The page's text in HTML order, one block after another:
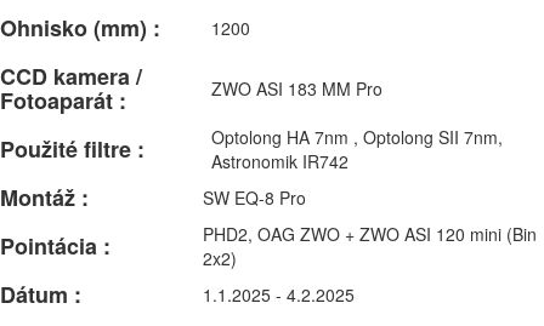
Ohnisko (mm) : 1200
CCD kamera /
Fotoaparát : ZWO ASI 183 MM Pro
Použité filtre :
Optolong HA 7nm , Optolong SII 7nm,
Astronomik IR742
Montáž : SW EQ-8 Pro
Pointácia :
PHD2, OAG ZWO + ZWO ASI 120 mini (Bin
2x2)
Dátum : 1.1.2025 - 4.2.2025